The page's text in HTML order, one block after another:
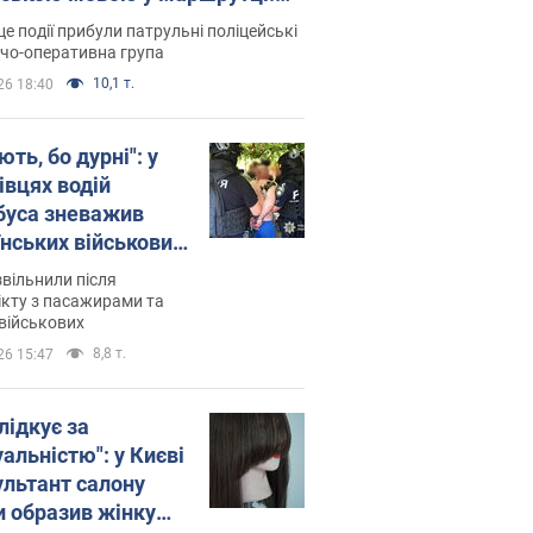
склала адмінпротокол.
події прибули патрульні поліцейські
оперативна група
18:40 10,1 т.
бо дурні": у
водій
зневажив
військових
Відео
після
з пасажирами та
15:47 8,8 т.
за
у Києві
салону
образив жінку